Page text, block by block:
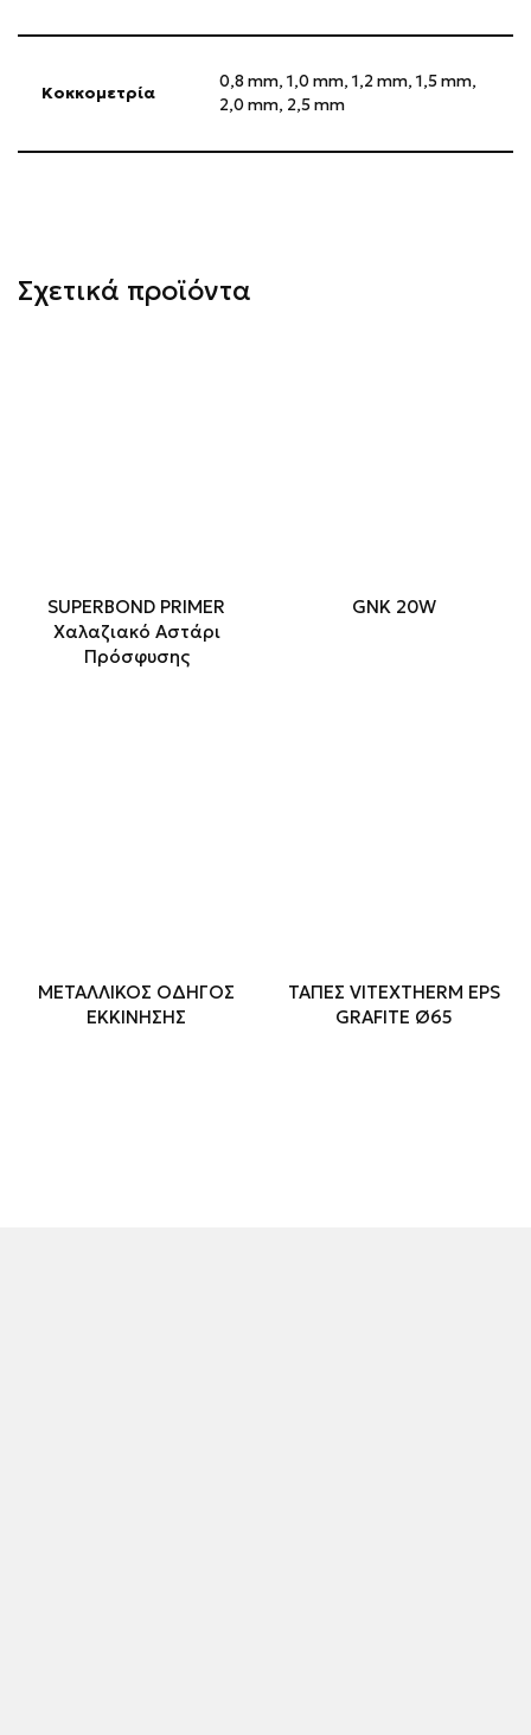
Κοκκομετρία
0,8 mm, 1,0 mm, 1,2 mm, 1,5 mm,
2,0 mm, 2,5 mm
Σχετικά προϊόντα
SUPERBOND PRIMER
Χαλαζιακό Αστάρι
Πρόσφυσης
GNK 20W
ΜΕΤΑΛΛΙΚΟΣ ΟΔΗΓΟΣ
ΕΚΚΙΝΗΣΗΣ
ΤΑΠΕΣ VITEXTHERM EPS
GRAFITE Ø65